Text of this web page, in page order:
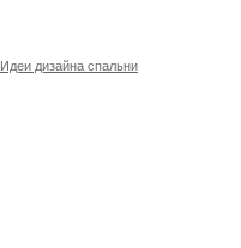
Идеи дизайна спальни